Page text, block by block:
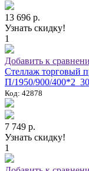
13 696 р.
Узнать скидку!
1
Добавить к
Стеллаж торговый
П/1950/900/
Код: 42878
7 749 р.
Узнать скидку!
1